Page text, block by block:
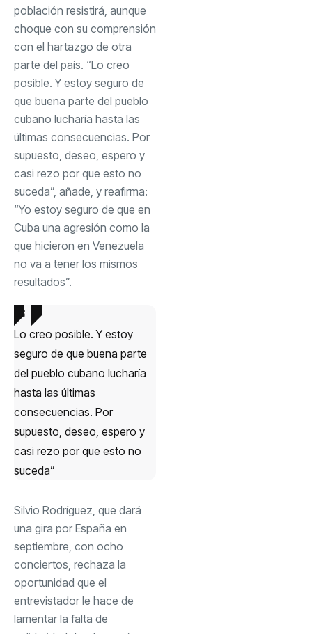
población resistirá, aunque
choque con su comprensión
con el hartazgo de otra
parte del país. “Lo creo
posible. Y estoy seguro de
que buena parte del pueblo
cubano lucharía hasta las
últimas consecuencias. Por
supuesto, deseo, espero y
casi rezo por que esto no
suceda”, añade, y reafirma:
“Yo estoy seguro de que en
Cuba una agresión como la
que hicieron en Venezuela
no va a tener los mismos
resultados”.
Lo creo posible. Y estoy
seguro de que buena parte
del pueblo cubano lucharía
hasta las últimas
consecuencias. Por
supuesto, deseo, espero y
casi rezo por que esto no
suceda”
Silvio Rodríguez, que dará
una gira por España en
septiembre, con ocho
conciertos, rechaza la
oportunidad que el
entrevistador le hace de
lamentar la falta de